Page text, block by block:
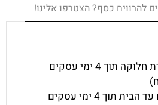
להרוויח כסף? הצטרפו אלינו!
משלוח עד לנקודת חלוקה תוך 4 ימי עסקים
משלוח עם שליח עד הבית תוך 4 ימי עסקים